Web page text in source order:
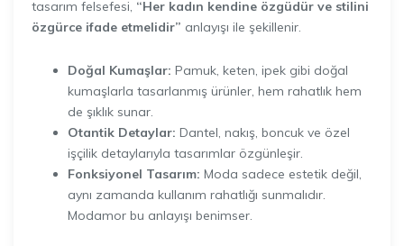
tasarım felsefesi, “Her kadın kendine özgüdür ve stilini
özgürce ifade etmelidir” anlayışı ile şekillenir.
Doğal Kumaşlar: Pamuk, keten, ipek gibi doğal
kumaşlarla tasarlanmış ürünler, hem rahatlık hem
de şıklık sunar.
Otantik Detaylar: Dantel, nakış, boncuk ve özel
işçilik detaylarıyla tasarımlar özgünleşir.
Fonksiyonel Tasarım: Moda sadece estetik değil,
aynı zamanda kullanım rahatlığı sunmalıdır.
Modamor bu anlayışı benimser.